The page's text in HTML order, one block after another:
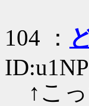
104 ：
↑こ